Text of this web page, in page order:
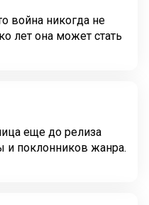
война никогда не
лет она может стать
еще до релиза
и поклонников жанра.